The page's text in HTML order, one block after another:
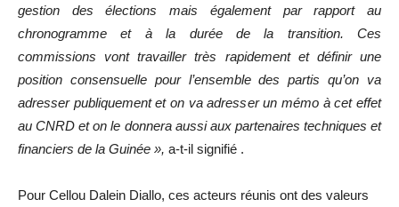
gestion des élections mais également par rapport au
chronogramme et à la durée de la transition. Ces
commissions vont travailler très rapidement et définir une
position consensuelle pour l’ensemble des partis qu’on va
adresser publiquement et on va adresser un mémo à cet effet
au CNRD et on le donnera aussi aux partenaires techniques et
financiers de la Guinée », a-t-il signifié .
Pour Cellou Dalein Diallo, ces acteurs réunis ont des valeurs